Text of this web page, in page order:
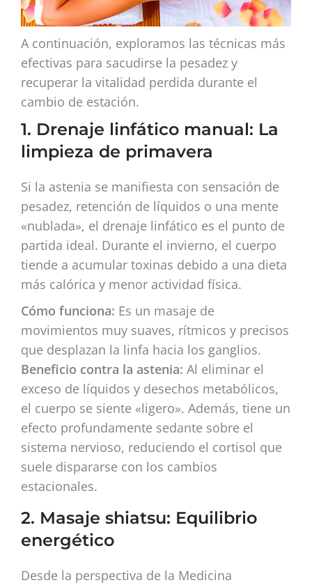
A continuación, exploramos las técnicas más
efectivas para sacudirse la pesadez y
recuperar la vitalidad perdida durante el
cambio de estación.
1. Drenaje linfático manual: La
limpieza de primavera
Si la astenia se manifiesta con sensación de
pesadez, retención de líquidos o una mente
«nublada», el drenaje linfático es el punto de
partida ideal. Durante el invierno, el cuerpo
tiende a acumular toxinas debido a una dieta
más calórica y menor actividad física.
Cómo funciona: Es un masaje de
movimientos muy suaves, rítmicos y precisos
que desplazan la linfa hacia los ganglios.
Beneficio contra la astenia: Al eliminar el
exceso de líquidos y desechos metabólicos,
el cuerpo se siente «ligero». Además, tiene un
efecto profundamente sedante sobre el
sistema nervioso, reduciendo el cortisol que
suele dispararse con los cambios
estacionales.
2. Masaje shiatsu: Equilibrio
energético
Desde la perspectiva de la Medicina